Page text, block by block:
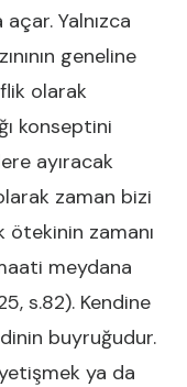
Yalnızca
geneline
olarak
konseptini
ayıracak
zaman bizi
ötekinin zamanı
meydana
s.82). Kendine
buyruğudur.
ya da